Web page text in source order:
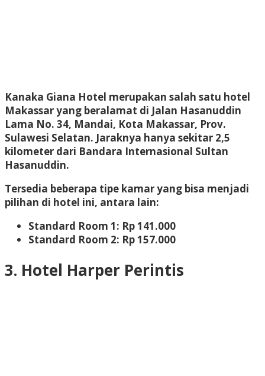
Kanaka Giana Hotel merupakan salah satu hotel
Makassar yang beralamat di Jalan Hasanuddin
Lama No. 34, Mandai, Kota Makassar, Prov.
Sulawesi Selatan. Jaraknya hanya sekitar 2,5
kilometer dari Bandara Internasional Sultan
Hasanuddin.
Tersedia beberapa tipe kamar yang bisa menjadi
pilihan di hotel ini, antara lain:
Standard Room 1: Rp 141.000
Standard Room 2: Rp 157.000
3. Hotel Harper Perintis